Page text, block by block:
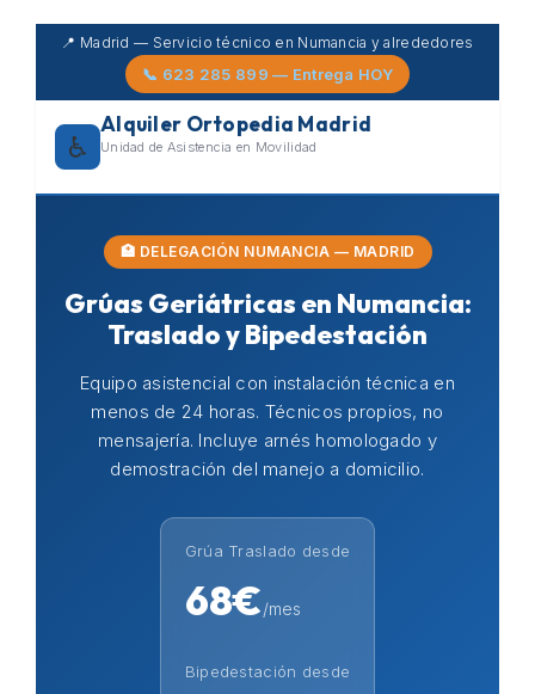
Skip
content
📍 Madrid — Servicio técnico en Numancia y alrededores
📞 623 285 899 — Entrega HOY
♿
Alquiler Ortopedia Madrid
Unidad de Asistencia en Movilidad
🏥 DELEGACIÓN NUMANCIA — MADRID
Grúas Geriátricas en Numancia:
Traslado y Bipedestación
Equipo asistencial con instalación técnica en
menos de 24 horas. Técnicos propios, no
mensajería. Incluye arnés homologado y
demostración del manejo a domicilio.
Grúa Traslado desde
68€/mes
Bipedestación desde